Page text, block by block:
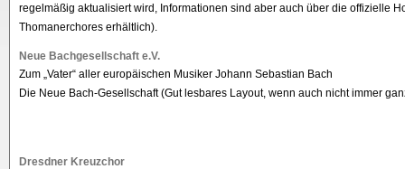
regelmäßig aktualisiert wird, Informationen sind aber auch über die offizielle
Thomanerchores erhältlich).
Neue Bachgesellschaft e.V.
Zum „Vater“ aller europäischen Musiker Johann Sebastian Bach
Die Neue Bach-Gesellschaft (Gut lesbares Layout, wenn auch nicht immer
Dresdner Kreuzchor